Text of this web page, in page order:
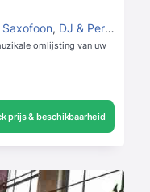
Saxofoon, DJ & Percussie
omlijsting van uw
prijs & beschikbaarheid